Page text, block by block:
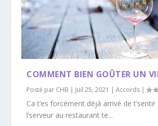
COMMENT BIEN GOÛTER UN
Posté par CHB | Juil 25, 2021 |Accords |
Ca t’es forcément déjà arrivé de
l’serveur au restaurant te...